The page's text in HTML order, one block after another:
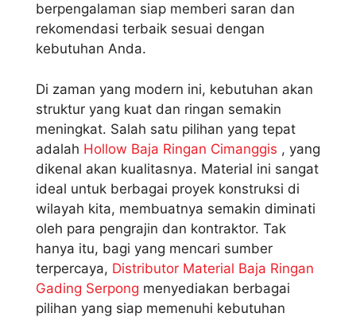
berpengalaman siap memberi saran dan
rekomendasi terbaik sesuai dengan
kebutuhan Anda.
Di zaman yang modern ini, kebutuhan akan
struktur yang kuat dan ringan semakin
meningkat. Salah satu pilihan yang tepat
adalah Hollow Baja Ringan Cimanggis , yang
dikenal akan kualitasnya. Material ini sangat
ideal untuk berbagai proyek konstruksi di
wilayah kita, membuatnya semakin diminati
oleh para pengrajin dan kontraktor. Tak
hanya itu, bagi yang mencari sumber
terpercaya, Distributor Material Baja Ringan
Gading Serpong menyediakan berbagai
pilihan yang siap memenuhi kebutuhan